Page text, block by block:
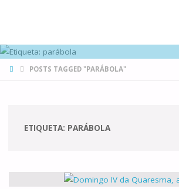
HOMEPOSTS TAGGED "PARÁBOLA"
ETIQUETA: PARÁBOLA